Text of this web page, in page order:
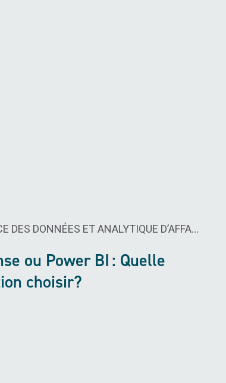
suite
SCIENCE DES DONNÉES ET ANALYTIQUE D’AFFAIRES​
ou Power BI : Quelle
choisir?